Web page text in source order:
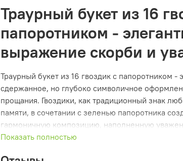
Траурный букет из 16
папоротником -
выражение скорби и
Траурный букет из 16 гвоздик с папоротником -
сдержанное, но глубоко символичное
прощания. Гвоздики, как традиционный знак
памяти, в сочетании с зеленью папоротника
гармоничную композицию, наполненную
теплотой.
Этот букет подчёркивает важность прощального
Показать полностью